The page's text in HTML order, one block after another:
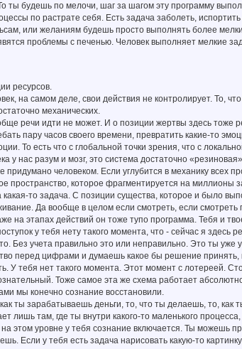
ты будешь по мелочи, шаг за шагом эту программу
по растрате себя. Есть задача заболеть,
или желаниям будешь просто выполнять более
проблемы с печенью. Человек выполняет мелкие
ресурсов.
на самом деле, свои действия не контролирует. То,
механических.
речи идти не может. И о позиции жертвы здесь
пару часов своего времени, превратить какие-то
То есть что с глобальной точки зрения, что с
у нас разум и мозг, это система достаточно
человеком. Если углубится в механику всех
пространство, которое фрагментируется на миллионы
то задача. С позиции существа, которое и было
Да вообще в целом если смотреть, если
на этапах действий он тоже тупо программа. Тебя и
у тебя нету такого момента, что - сейчас я
Без учета правильно это или неправильно. Это ты уже
перед цифрами и думаешь какое бы решение
У тебя нет такого момента. Этот момент с лотереей.
Тоже самое эта же схема работает
мы конечно сознание восстановили.
как ты зарабатываешь деньги, то, что ты делаешь, то,
лишь там, где ты внутри какого-то маленького
на этом уровне у тебя сознание включается. Ты можешь
Если у тебя есть задача нарисовать какую-то